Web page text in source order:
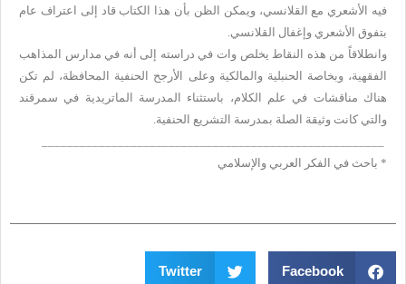
فيه الأشعري مع القلانسي، ويمكن الظن بأن هذا الكتاب قاد إلى اعتراف عام
بتفوق الأشعري وإغفال القلانسي.
وانطلاقاً من هذه النقاط يخلص وات في دراسته إلى أنه في مدارس المذاهب
الفقهية، وبخاصة الحنبلية والمالكية وعلى الأرجح الحنفية المحافظة، لم تكن
هناك مناقشات في علم الكلام، باستثناء المدرسة الماتريدية في سمرقند
والتي كانت وثيقة الصلة بمدرسة التشريع الحنفية.
* باحث في الفكر العربي والإسلامي
Facebook
Twitter